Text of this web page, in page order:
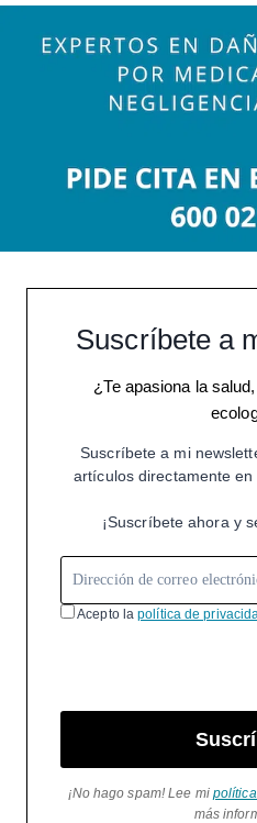
Suscríbete a
¿Te apasiona la
Suscríbete a mi
artículos directamente
¡Suscríbete ahora y
Acepto lapolítica de
¡No hago spam! Lee mi
más